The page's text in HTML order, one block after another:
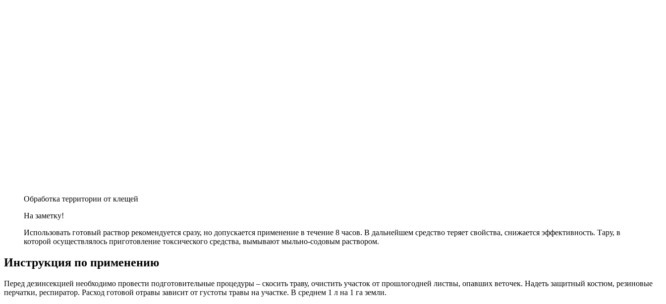
Обработка территории от клещей
На заметку!
Использовать готовый раствор рекомендуется сразу, но допускается применение в течение 8 часов. В дальнейшем средство теряет свойства, снижается эффективность. Тару, в
которой осуществлялось приготовление токсического средства, вымывают мыльно-содовым раствором.
Инструкция по применению
Перед дезинсекцией необходимо провести подготовительные процедуры – скосить траву, очистить участок от прошлогодней листвы, опавших веточек. Надеть защитный костюм, резиновые
перчатки, респиратор. Расход готовой отравы зависит от густоты травы на участке. В среднем 1 л на 1 га земли.